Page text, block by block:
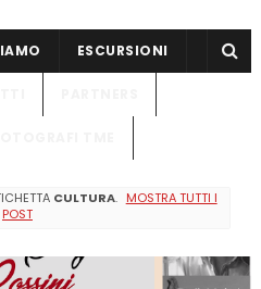
ESCURSIONI
CULTURA. MOSTRA TUTTI I
POST